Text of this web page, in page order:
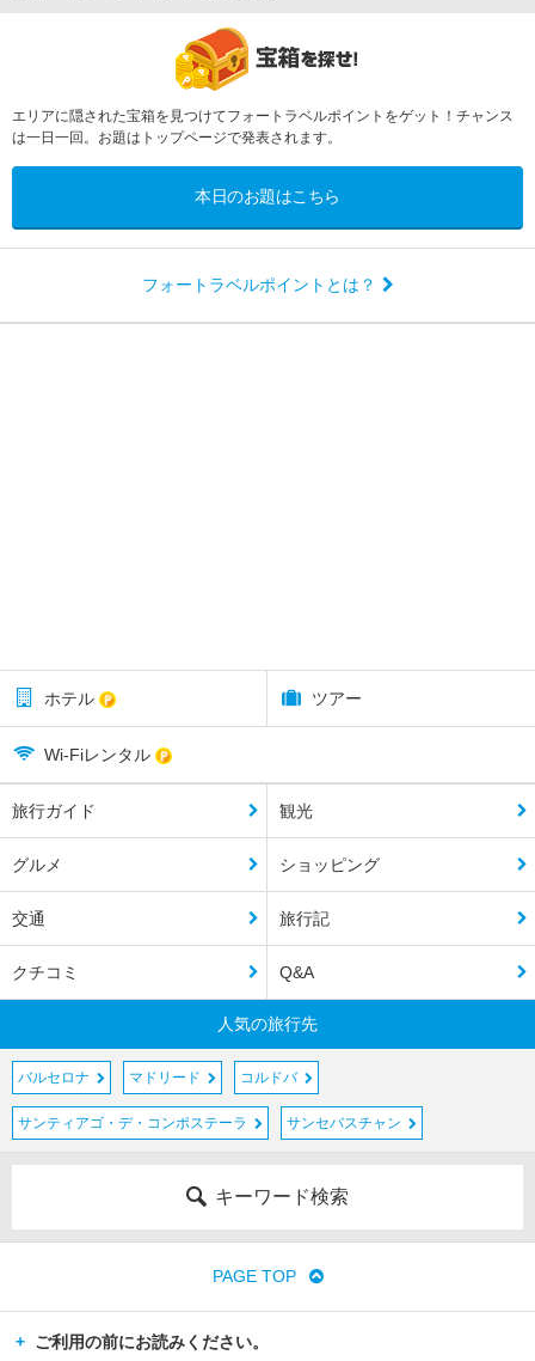
エリアに隠された宝箱を見つけてフォートラベルポイントをゲット！チャンス
は一日一回。お題はトップページで発表されます。
本日のお題はこちら
フォートラベルポイントとは？
ホテル ツアー
Wi-Fiレンタル
旅行ガイド 観光
グルメ ショッピング
交通 旅行記
クチコミ Q&A
人気の旅行先
バルセロナ マドリード コルドバ
サンティアゴ・デ・コンポステーラ サンセバスチャン
キーワード検索
PAGE TOP
ご利用の前にお読みください。